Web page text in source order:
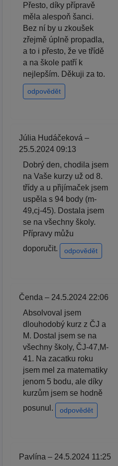
Přesto, díky přípravě
měla alespoň šanci.
Bez ní by u zkoušek
zřejmě úplně propadla,
a to i přesto, že ve třídě
a na škole patří k
nejlepším. Děkuji za to.
odpovědět
Júlia Hudáčeková –
25.5.2024 09:13
Dobrý den, chodila jsem
na Vaše kurzy už od 8.
třídy a u přijímaček jsem
uspěla s 94 body (m-
49,cj-45). Dostala jsem
se na všechny školy.
Přípravy můžu
doporučit.
odpovědět
Čenda – 24.5.2024 22:06
Absolvoval jsem
dlouhodobý kurz z ČJ a
M. Dostal jsem se na
všechny školy, ČJ-47,M-
41. Na zacatku roku
jsem mel za matematiky
jenom 5 bodu, ale díky
kurzům jsem se hodně
posunul.
odpovědět
Pavlína – 24.5.2024 11:25